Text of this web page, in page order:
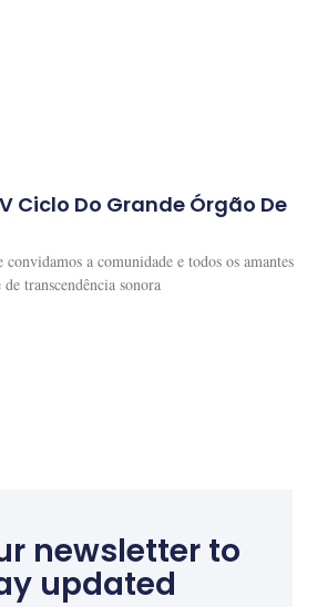
Ciclo Do Grande Órgão De
a comunidade e todos os amantes
transcendência sonora
newsletter to
updated